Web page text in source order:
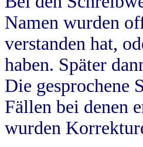
Namen wurden
verstanden hat,
haben. Später
Die gesprochene
Fällen bei denen
wurden